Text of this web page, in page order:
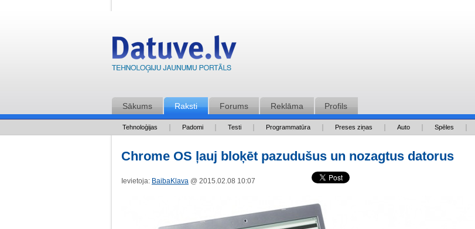
Sākums Raksti Forums Reklāma Profils
Tehnoloģijas Padomi Testi Programmatūra Preses ziņas Auto Spēles
Chrome OS ļauj bloķēt pazudušus un nozagtus datorus
Ievietoja: BaibaKlava @ 2015.02.08 10:07